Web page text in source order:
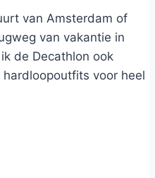
van Amsterdam of
van vakantie in
de Decathlon ook
voor heel